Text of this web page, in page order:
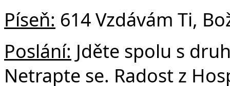
Píseň: 614 Vzdávám Ti,
Poslání: Jděte spolu s
Netrapte se. Radost z